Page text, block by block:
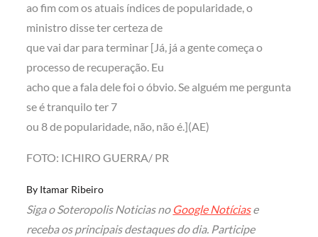
ao fim com os atuais índices de popularidade, o
ministro disse ter certeza de
que vai dar para terminar [Já, já a gente começa o
processo de recuperação. Eu
acho que a fala dele foi o óbvio. Se alguém me pergunta
se é tranquilo ter 7
ou 8 de popularidade, não, não é.](AE)
FOTO: ICHIRO GUERRA/ PR
By Itamar Ribeiro
Siga o Soteropolis Noticias no Google Notíciase
receba os principais destaques do dia. Participe